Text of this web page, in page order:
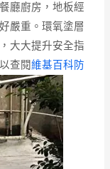
廳廚房，地板經
嚴重。環氧塗層
大大提升安全指
查閱維基百科防